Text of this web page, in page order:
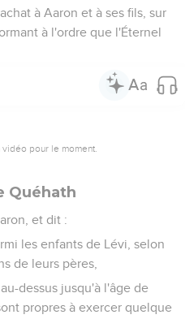
à Aaron et à ses fils, sur
à l'ordre que l'Éternel
pour le moment.
Quéhath
et dit :
les enfants de Lévi, selon
de leurs pères,
dessus jusqu'à l'âge de
propres à exercer quelque